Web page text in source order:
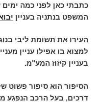
כתבתי כאן לפני כמה
המשפט בנתניה בעניין
העירו את תשומת ליבי
למצוא בו אפילו עניין
בעניין קיזוז המע"מ.
הסיפור הוא סיפור פשוט
דרכים, בעל הרכב הנפגע